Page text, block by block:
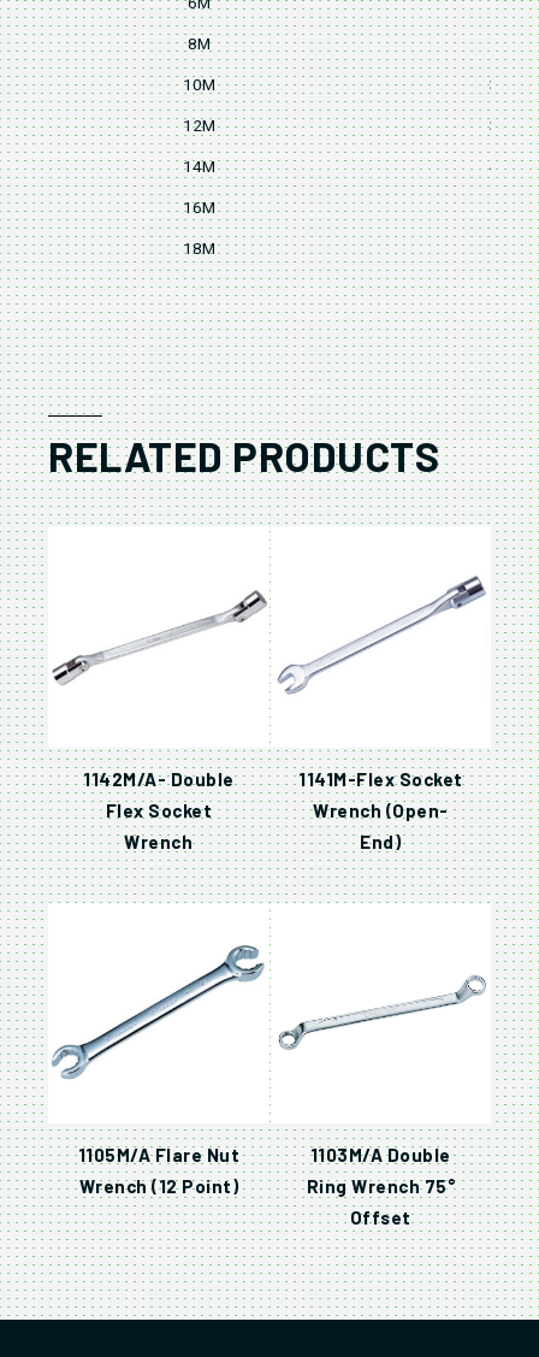
8M 28
10M 31
12M 34
14M 45
16M 55
18M 58
RELATED PRODUCTS
1142M/A- Double
Flex Socket
Wrench
1141M-Flex Socket
Wrench (Open-
End)
1105M/A Flare Nut
Wrench (12 Point)
1103M/A Double
Ring Wrench 75°
Offset